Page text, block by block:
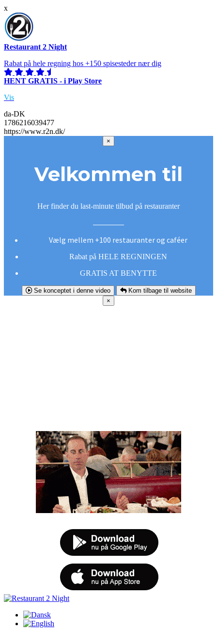
x
Restaurant 2 Night
Rabat på hele regning hos +150 spisesteder nær dig
HENT GRATIS - i Play Store
Vis
da-DK
1786216039477
https://www.r2n.dk/
×
Velkommen til
Her finder du last-minute tilbud på restauranter
Vælg mellem +100 restauranter og caféer
Rabat på HELE REGNINGEN
GRATIS AT BENYTTE
Se konceptet i denne video
Kom tilbage til website
×